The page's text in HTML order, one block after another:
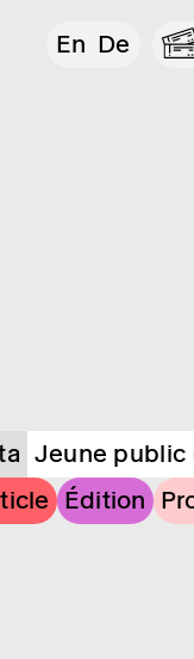
En De
Jeune public
Édition